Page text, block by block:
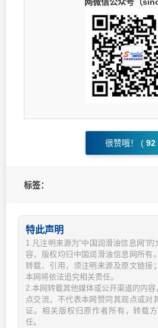
很赞哦！ ( 92
标签：
特此声明
1.凡注明来源为“中国润滑油信息网”
容，版权均归中国润滑油信息网所有
转载、引用，须注明来源及原文链接
本网将依法追究相关责任。
2.本网转载其他媒体或公开渠道的内
点交流，不代表本网赞同其观点或对
证。相关版权归原作者所有，转载
任。